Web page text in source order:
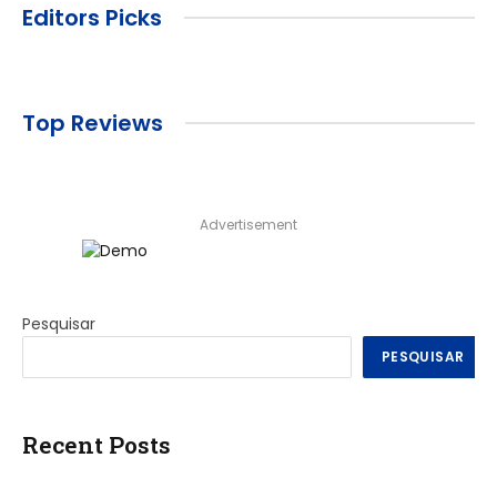
Editors Picks
Top Reviews
Advertisement
Pesquisar
PESQUISAR
Recent Posts